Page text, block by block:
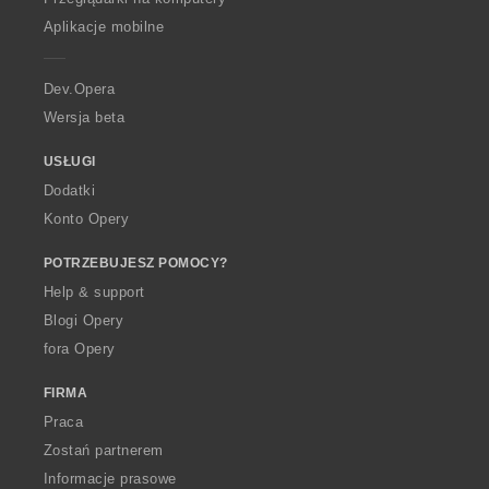
p
a
Aplikacje mobilne
Dev.Opera
Wersja beta
USŁUGI
Dodatki
Konto Opery
POTRZEBUJESZ POMOCY?
Help & support
Blogi Opery
fora Opery
FIRMA
Praca
Zostań partnerem
Informacje prasowe